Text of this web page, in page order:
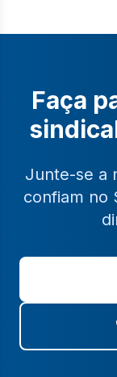
Faça
Junte-se a
confiam no